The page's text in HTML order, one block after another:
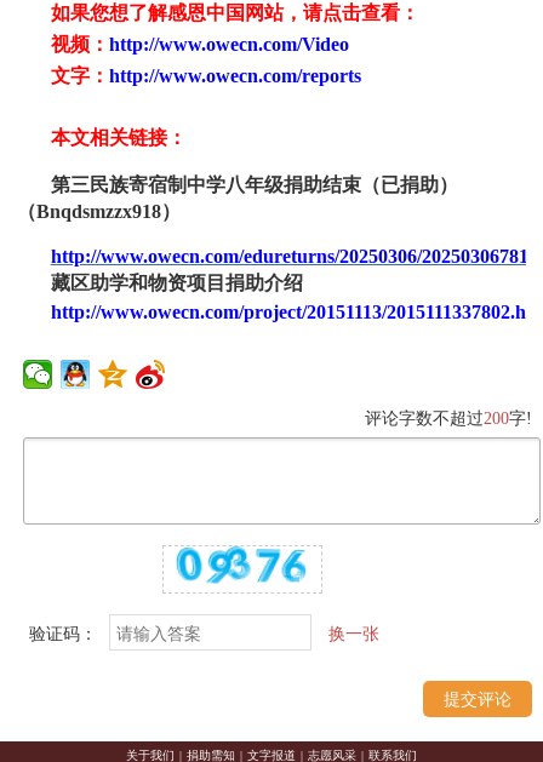
如果您想了解感恩中国网站，请点击查看：
视频： http://www.owecn.com/Video
文字： http://www.owecn.com/reports
本文相关链接：
第三民族寄宿制中学八年级捐助结束（已捐助）
（Bnqdsmzzx918）
http://www.owecn.com/edureturns/20250306/
藏区助学和物资项目捐助介绍
http://www.owecn.com/project/20151113/
评论字数不超过200字!
验证码： 换一张
关于我们 | 捐助需知 | 文字报道 | 志愿风采 | 联系我们